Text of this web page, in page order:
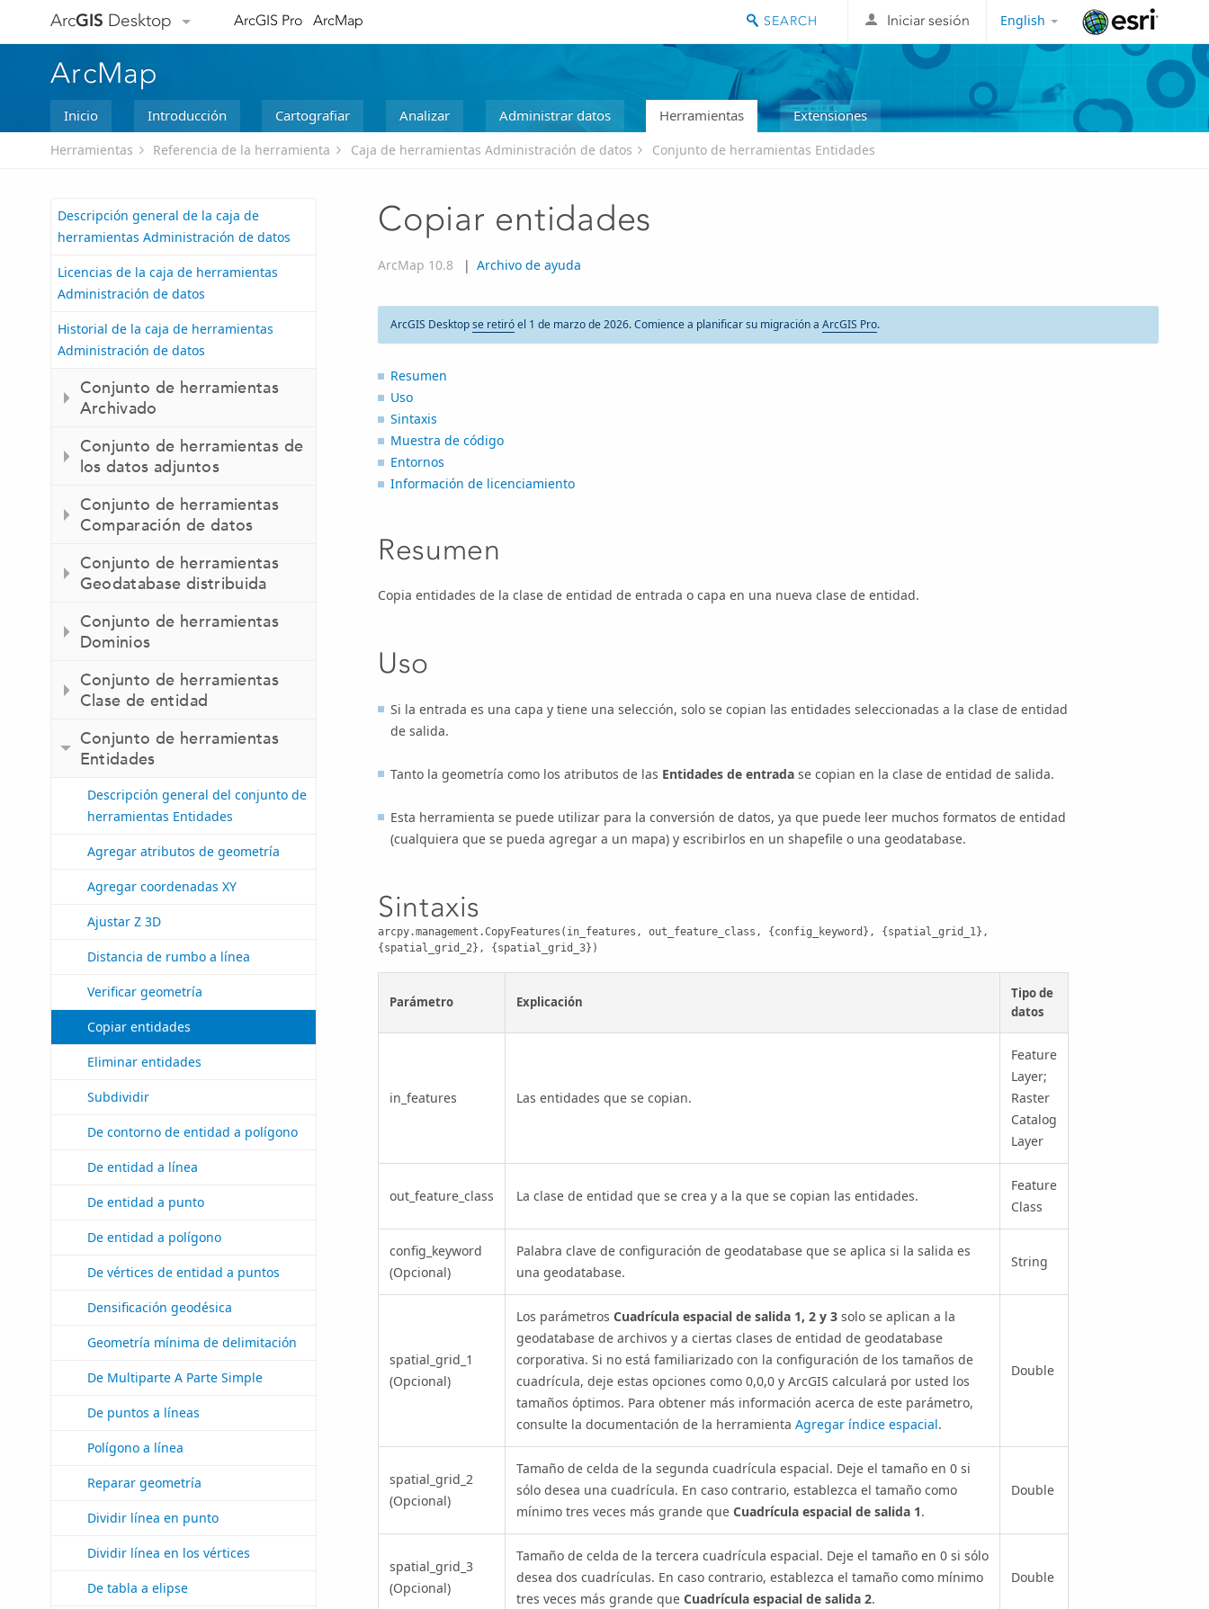
ArcGIS Desktop ArcGIS Pro ArcMap English
Iniciar sesión
ArcMap
Inicio Introducción Cartografiar Analizar Administrar datos Herramientas Extensiones
Herramientas Referencia de la herramienta Caja de herramientas Administración de datos Conjunto de herramientas Entidades
Descripción general de la caja de
herramientas Administración de datos
Licencias de la caja de herramientas
Administración de datos
Historial de la caja de herramientas
Administración de datos
Conjunto de herramientas
Archivado
Conjunto de herramientas de
los datos adjuntos
Conjunto de herramientas
Comparación de datos
Conjunto de herramientas
Geodatabase distribuida
Conjunto de herramientas
Dominios
Conjunto de herramientas
Clase de entidad
Conjunto de herramientas
Entidades
Descripción general del conjunto de
herramientas Entidades
Agregar atributos de geometría
Agregar coordenadas XY
Ajustar Z 3D
Distancia de rumbo a línea
Verificar geometría
Copiar entidades
Eliminar entidades
Subdividir
De contorno de entidad a polígono
De entidad a línea
De entidad a punto
De entidad a polígono
De vértices de entidad a puntos
Densificación geodésica
Geometría mínima de delimitación
De Multiparte A Parte Simple
De puntos a líneas
Polígono a línea
Reparar geometría
Dividir línea en punto
Dividir línea en los vértices
De tabla a elipse
Copiar entidades
ArcMap 10.8 | Archivo de ayuda
ArcGIS Desktopse retiróel 1 de marzo de 2026. Comience a planificar su migración a ArcGIS Pro.
Resumen
Uso
Sintaxis
Muestra de código
Entornos
Información de licenciamiento
Resumen
Copia entidades de la clase de entidad de entrada o capa en una nueva clase de entidad.
Uso
Si la entrada es una capa y tiene una selección, solo se copian las entidades seleccionadas a la clase de entidad
de salida.
Tanto la geometría como los atributos de las Entidades de entrada se copian en la clase de entidad de salida.
Esta herramienta se puede utilizar para la conversión de datos, ya que puede leer muchos formatos de entidad
(cualquiera que se pueda agregar a un mapa) y escribirlos en un shapefile o una geodatabase.
Sintaxis
arcpy.management.CopyFeatures(in_features, out_feature_class, {config_keyword}, {spatial_grid_1},
{spatial_grid_2}, {spatial_grid_3})
Parámetro Explicación
Tipo de
datos
in_features Las entidades que se copian.
Feature
Layer;
Raster
Catalog
Layer
out_feature_class La clase de entidad que se crea y a la que se copian las entidades.
Feature
Class
config_keyword
(Opcional)
Palabra clave de configuración de geodatabase que se aplica si la salida es
una geodatabase.
String
spatial_grid_1
(Opcional)
Los parámetros Cuadrícula espacial de salida 1, 2 y 3 solo se aplican a la
geodatabase de archivos y a ciertas clases de entidad de geodatabase
corporativa. Si no está familiarizado con la configuración de los tamaños de
cuadrícula, deje estas opciones como 0,0,0 y ArcGIS calculará por usted los
tamaños óptimos. Para obtener más información acerca de este parámetro,
consulte la documentación de la herramienta Agregar índice espacial.
Double
spatial_grid_2
(Opcional)
Tamaño de celda de la segunda cuadrícula espacial. Deje el tamaño en 0 si
sólo desea una cuadrícula. En caso contrario, establezca el tamaño como
mínimo tres veces más grande que Cuadrícula espacial de salida 1.
Double
spatial_grid_3
(Opcional)
Tamaño de celda de la tercera cuadrícula espacial. Deje el tamaño en 0 si sólo
desea dos cuadrículas. En caso contrario, establezca el tamaño como mínimo
tres veces más grande que Cuadrícula espacial de salida 2.
Double